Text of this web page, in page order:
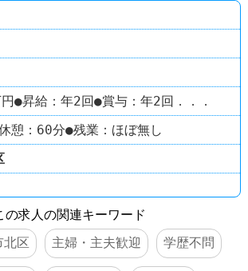
●昇給：年2回●賞与：年2回．．．
：60分●残業：ほぼ無し
の求人の関連キーワード
北区 主婦・主夫歓迎 学歴不問